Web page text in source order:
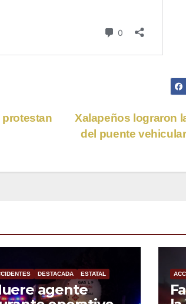
Xalapeños lograron
del puente
DESTACADA ESTATAL
agente